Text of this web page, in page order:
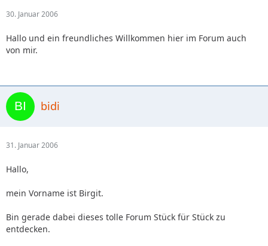
30. Januar 2006
Hallo und ein freundliches Willkommen hier im Forum auch
von mir.
bidi
31. Januar 2006
Hallo,
mein Vorname ist Birgit.
Bin gerade dabei dieses tolle Forum Stück für Stück zu
entdecken.